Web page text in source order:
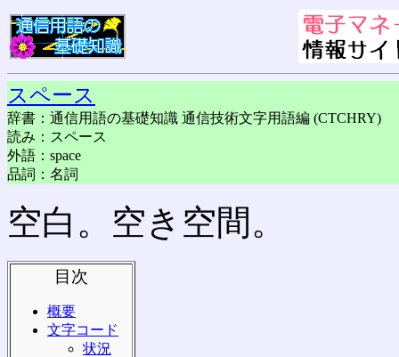
スペース
辞書：通信用語の基礎知識 通信技術文字用語編 (CTCHRY)
読み：スペース
外語：space
品詞：名詞
空白。空き空間。
目次
概要
文字コード
状況